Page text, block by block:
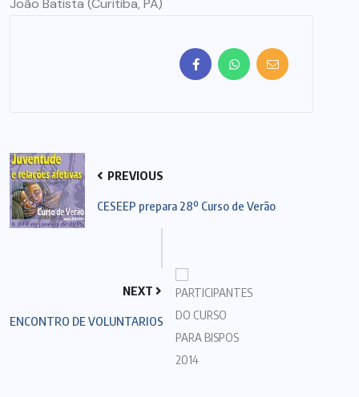
João Batista (Curitiba, PA)
PREVIOUS
CESEEP prepara 28º Curso de Verão
NEXT
ENCONTRO DE VOLUNTARIOS